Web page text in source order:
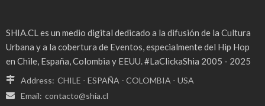
SHIA.CL es un medio digital dedicado a la difusión de la Cultura
Urbana y a la cobertura de Eventos, especialmente del Hip Hop
en Chile, España, Colombia y EEUU. #LaClickaShia 2005 - 2025
Address: CHILE - ESPAÑA - COLOMBIA - USA
Email: contacto@shia.cl